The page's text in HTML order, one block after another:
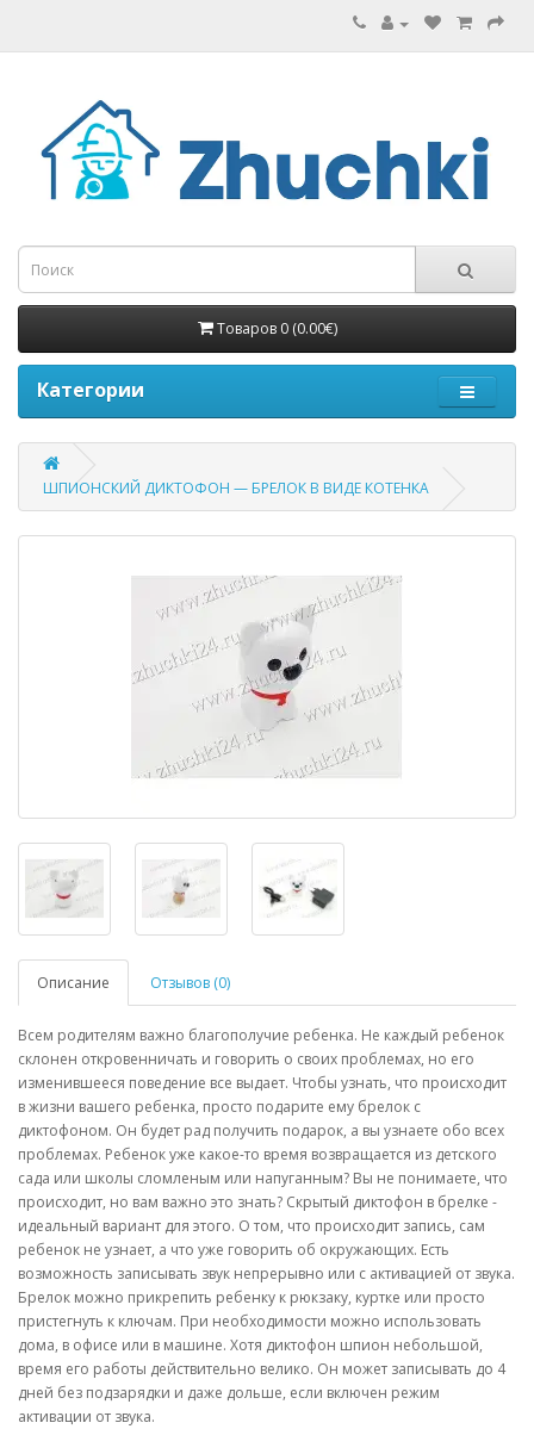
Товаров 0 (0.00€)
Категории
ШПИОНСКИЙ ДИКТОФОН — БРЕЛОК В ВИДЕ КОТЕНКА
Описание Отзывов (0)
Всем родителям важно благополучие ребенка. Не каждый ребенок
склонен откровенничать и говорить о своих проблемах, но его
изменившееся поведение все выдает. Чтобы узнать, что происходит
в жизни вашего ребенка, просто подарите ему брелок с
диктофоном. Он будет рад получить подарок, а вы узнаете обо всех
проблемах. Ребенок уже какое-то время возвращается из детского
сада или школы сломленым или напуганным? Вы не понимаете, что
происходит, но вам важно это знать? Скрытый диктофон в брелке -
идеальный вариант для этого. О том, что происходит запись, сам
ребенок не узнает, а что уже говорить об окружающих. Есть
возможность записывать звук непрерывно или с активацией от звука.
Брелок можно прикрепить ребенку к рюкзаку, куртке или просто
пристегнуть к ключам. При необходимости можно использовать
дома, в офисе или в машине. Хотя диктофон шпион небольшой,
время его работы действительно велико. Он может записывать до 4
дней без подзарядки и даже дольше, если включен режим
активации от звука.